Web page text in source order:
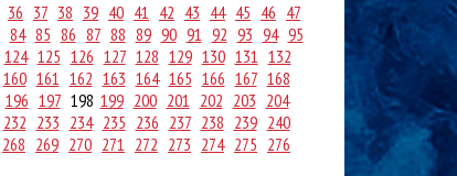
36 37 38 39 40 41 42 43 44 45 46 47
84 85 86 87 88 89 90 91 92 93 94 95
124 125 126 127 128 129 130 131 132
160 161 162 163 164 165 166 167 168
196 197198 199 200 201 202 203 204
232 233 234 235 236 237 238 239 240
268 269 270 271 272 273 274 275 276